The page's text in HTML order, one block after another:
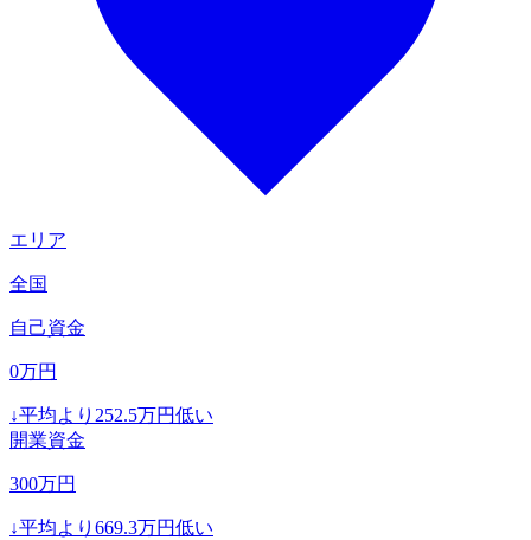
エリア
全国
自己資金
0万円
↓平均より 252.5万円低い
開業資金
300万円
↓平均より 669.3万円低い